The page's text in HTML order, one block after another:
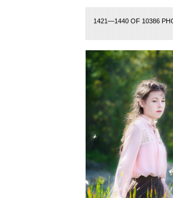
1421—1440 OF 10386
59 60 61 62 63 64